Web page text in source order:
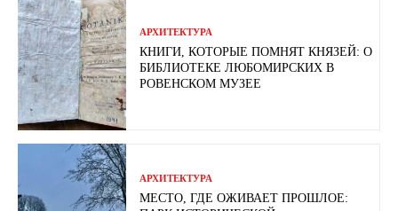
АРХИТЕКТУРА
КНИГИ, КОТОРЫЕ ПОМНЯТ КНЯЗЕЙ: О
БИБЛИОТЕКЕ ЛЮБОМИРСКИХ В
РОВЕНСКОМ МУЗЕЕ
АРХИТЕКТУРА
МЕСТО, ГДЕ ОЖИВАЕТ ПРОШЛОЕ: